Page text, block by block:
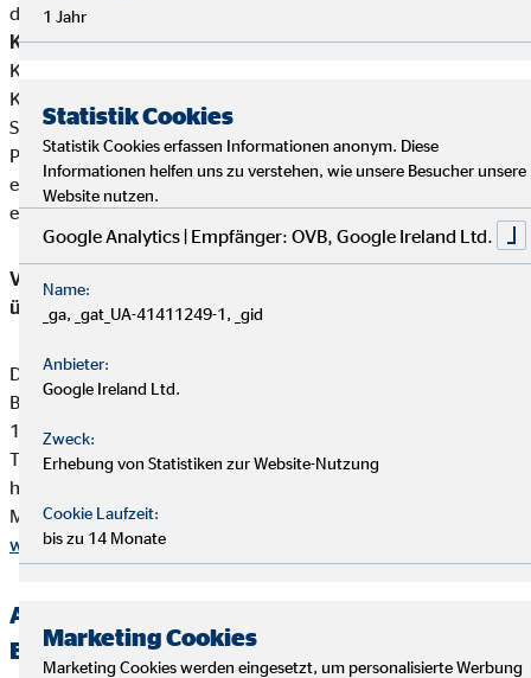
den Stimmrechten oder am Kapital von Steffen Breite.
Kundengelder / ZuwendungenSteffen Breite nimmt keine
Kundengelder entgegen.Zahlungen erfolgen direkt von den
Kunden an die jeweiligen Produktgeber.
Steffen Breite erhält von den Partnergesellschaften für die
Produktvermittlung eine Vergütung (Provisionszahlung), die
einbehalten werden darf. Diese ist in der Versicherungsprämie
einkalkuliert.
Vermittler-Registerstelle, bei der sich die Eintragungen
überprüfen lassen:
Deutsche Industrie- und Handelskammer (DIHK)
Breite Straße 29
10178 Berlin
Tel. 0180 / 6005850 (20 Cent/Anruf aus dem dt. Festnetz,
höchstens 60 Cent/Anruf aus Mobilfunknetzen)
Mailinfo@dihk.de
www.dihk.de,www.vermittlerregister.info
Alternative Streitbeilegung —
Beschwerde-/Schlichtungsstellen
1 Jahr
Statistik Cookies
Statistik Cookies erfassen Informationen anonym. Diese
Informationen helfen uns zu verstehen, wie unsere Besucher unsere
Website nutzen.
Google Analytics | Empfänger: OVB, Google Ireland Ltd.
Name:
_ga, _gat_UA-41411249-1, _gid
Anbieter:
Google Ireland Ltd.
Zweck:
Erhebung von Statistiken zur Website-Nutzung
Cookie Laufzeit:
bis zu 14 Monate
Marketing Cookies
Marketing Cookies werden eingesetzt, um personalisierte Werbung